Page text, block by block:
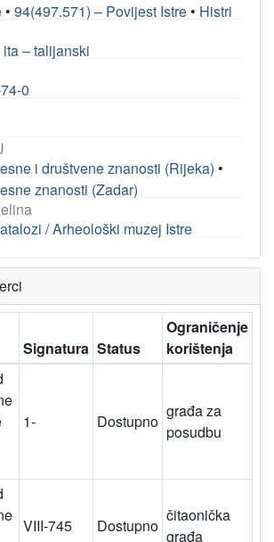
• 94(497.571) – Povijest Istre • Histri
ita – talijanski
0
i društvene znanosti (Rijeka) •
znanosti (Zadar)
/ Arheološki muzej Istre
Signatura Status
Ograničenje
korištenja
1- Dostupno
građa za
posudbu
VIII-745 Dostupno
čitaonička
građa